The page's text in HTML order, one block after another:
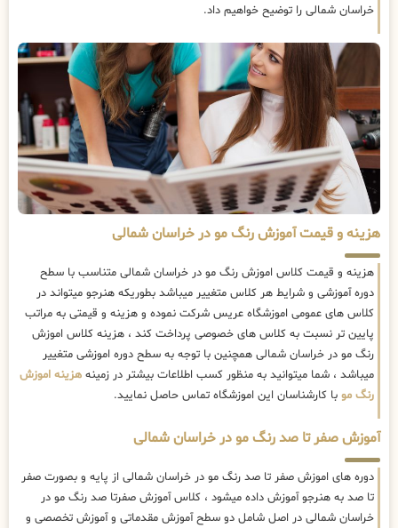
خراسان شمالی را توضیح خواهیم داد.
هزینه و قیمت آموزش رنگ مو در خراسان شمالی
هزینه و قیمت کلاس اموزش رنگ مو در خراسان شمالی متناسب با سطح
دوره آموزشی و شرایط هر کلاس متغییر میباشد بطوریکه هنرجو میتواند در
کلاس های عمومی اموزشگاه عریس شرکت نموده و هزینه و قیمتی به مراتب
پایین تر نسبت به کلاس های خصوصی پرداخت کند ، هزینه کلاس اموزش
رنگ مو در خراسان شمالی همچنین با توجه به سطح دوره اموزشی متغییر
میباشد ، شما میتوانید به منظور کسب اطلاعات بیشتر در زمینه هزینه اموزش
رنگ مو با کارشناسان این اموزشگاه تماس حاصل نمایید.
آموزش صفر تا صد رنگ مو در خراسان شمالی
دوره های اموزش صفر تا صد رنگ مو در خراسان شمالی از پایه و بصورت صفر
تا صد به هنرجو آموزش داده میشود ، کلاس آموزش صفرتا صد رنگ مو در
خراسان شمالی در اصل شامل دو سطح آموزش مقدماتی و آموزش تخصصی و